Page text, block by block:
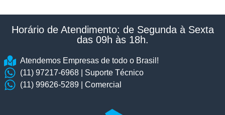
Horário de Atendimento: de Segunda à Sexta
das 09h às 18h.​
Atendemos Empresas de todo o Brasil!
(11) 97217-6968 | Suporte Técnico
(11) 99626-5289 | Comercial